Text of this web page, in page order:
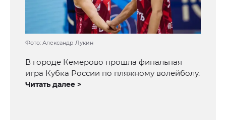
Фото: Александр Лукин
В городе Кемерово прошла финальная
игра Кубка России по пляжному волейболу.
Читать далее >